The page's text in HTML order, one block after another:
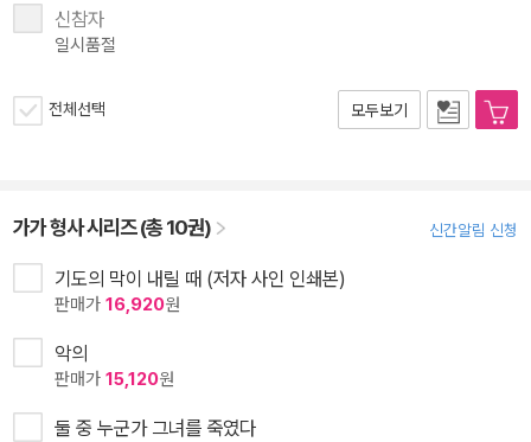
신참자
일시품절
전체선택 모두보기
가가 형사 시리즈 (총 10권) 신간알림 신청
기도의 막이 내릴 때 (저자 사인 인쇄본)
판매가 16,920원
악의
판매가 15,120원
둘 중 누군가 그녀를 죽였다